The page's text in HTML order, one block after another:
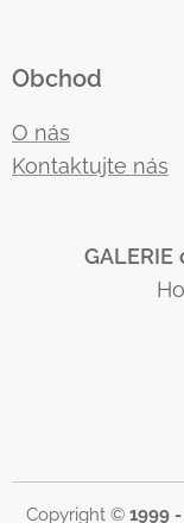
Obchod
O nás
Kontaktujte nás
GALERIE
Copyright © 1999